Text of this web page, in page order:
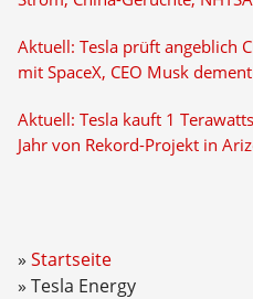
Aktuell: Tesla prüft angeblich
mit SpaceX, CEO Musk
Aktuell: Tesla kauft 1
Jahr von Rekord-Projekt in
Startseite
Tesla Energy